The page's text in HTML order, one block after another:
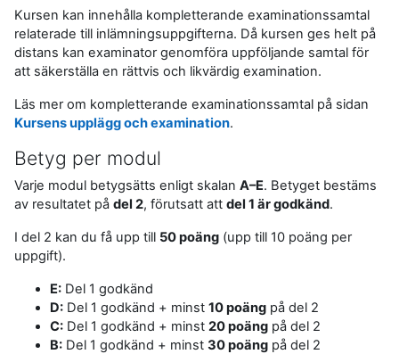
Kursen kan innehålla kompletterande examinationssamtal
relaterade till inlämningsuppgifterna. Då kursen ges helt på
distans kan examinator genomföra uppföljande samtal för
att säkerställa en rättvis och likvärdig examination.
Läs mer om kompletterande examinationssamtal på sidan
Kursens upplägg och examination.
Betyg per modul
Varje modul betygsätts enligt skalan A–E. Betyget bestäms
av resultatet på del 2, förutsatt att del 1 är godkänd.
I del 2 kan du få upp till 50 poäng (upp till 10 poäng per
uppgift).
E: Del 1 godkänd
D: Del 1 godkänd + minst 10 poäng på del 2
C: Del 1 godkänd + minst 20 poäng på del 2
B: Del 1 godkänd + minst 30 poäng på del 2